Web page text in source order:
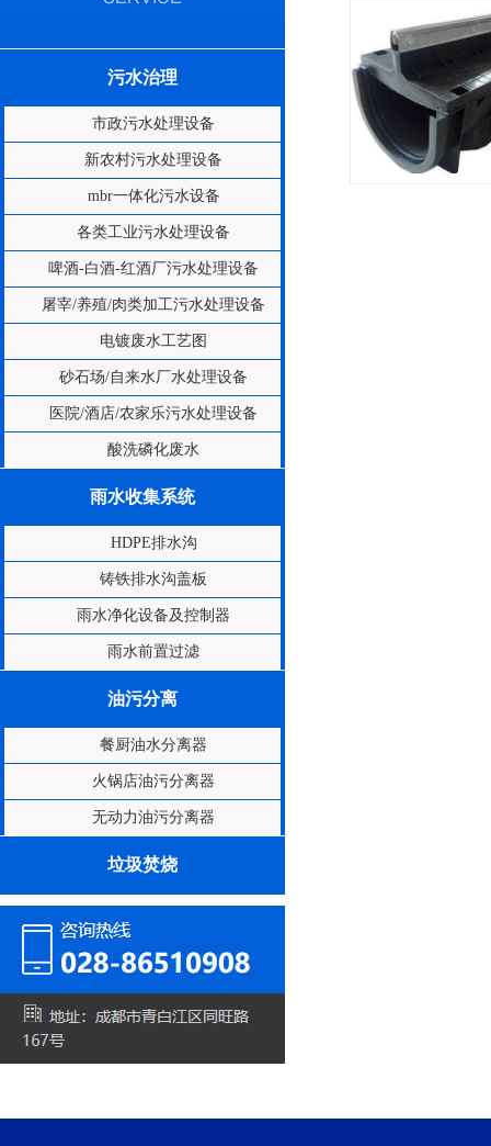
污水治理
市政污水处理设备
新农村污水处理设备
mbr一体化污水设备
各类工业污水处理设备
啤酒-白酒-红酒厂污水处理设备
屠宰/养殖/肉类加工污水处理设备
电镀废水工艺图
砂石场/自来水厂水处理设备
医院/酒店/农家乐污水处理设备
酸洗磷化废水
雨水收集系统
HDPE排水沟
铸铁排水沟盖板
雨水净化设备及控制器
雨水前置过滤
油污分离
餐厨油水分离器
火锅店油污分离器
无动力油污分离器
垃圾焚烧